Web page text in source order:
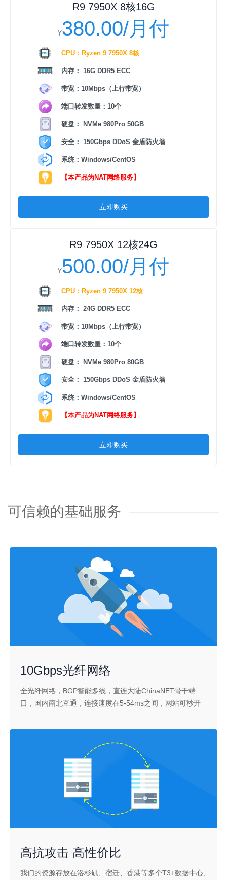
R9 7950X 8核16G
¥380.00/月付
CPU：Ryzen 9 7950X 8核
内存： 16G DDR5 ECC
带宽：10Mbps（上行带宽）
端口转发数量：10个
硬盘： NVMe 980Pro 50GB
安全： 150Gbps DDoS 金盾防火墙
系统：Windows/CentOS
【本产品为NAT网络服务】
立即购买
R9 7950X 12核24G
¥500.00/月付
CPU：Ryzen 9 7950X 12核
内存： 24G DDR5 ECC
带宽：10Mbps（上行带宽）
端口转发数量：10个
硬盘： NVMe 980Pro 80GB
安全： 150Gbps DDoS 金盾防火墙
系统：Windows/CentOS
【本产品为NAT网络服务】
立即购买
可信赖的基础服务
10Gbps光纤网络
全光纤网络，BGP智能多线，直连大陆ChinaNET骨干端
口，国内南北互通，连接速度在5-54ms之间，网站可秒开
高抗攻击 高性价比
我们的资源存放在洛杉矶、宿迁、香港等多个T3+数据中心,